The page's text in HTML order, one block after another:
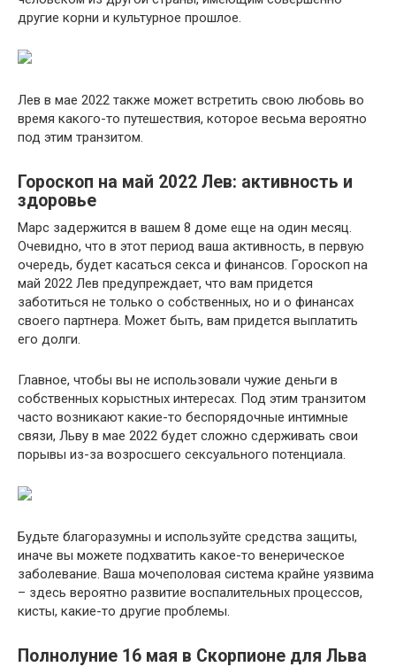
другие корни и культурное прошлое.
Лев в мае 2022 также может встретить свою любовь во
время какого-то путешествия, которое весьма вероятно
под этим транзитом.
Гороскоп на май 2022 Лев: активность и
здоровье
Марс задержится в вашем 8 доме еще на один месяц.
Очевидно, что в этот период ваша активность, в первую
очередь, будет касаться секса и финансов. Гороскоп на
май 2022 Лев предупреждает, что вам придется
заботиться не только о собственных, но и о финансах
своего партнера. Может быть, вам придется выплатить
его долги.
Главное, чтобы вы не использовали чужие деньги в
собственных корыстных интересах. Под этим транзитом
часто возникают какие-то беспорядочные интимные
связи, Льву в мае 2022 будет сложно сдерживать свои
порывы из-за возросшего сексуального потенциала.
Будьте благоразумны и используйте средства защиты,
иначе вы можете подхватить какое-то венерическое
заболевание. Ваша мочеполовая система крайне уязвима
– здесь вероятно развитие воспалительных процессов,
кисты, какие-то другие проблемы.
Полнолуние 16 мая в Скорпионе для Льва